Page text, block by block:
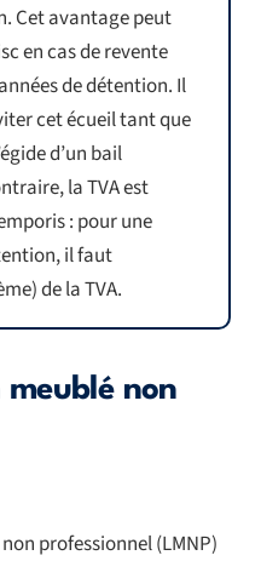
Cet avantage peut
en cas de revente
de détention. Il
cet écueil tant que
d’un bail
la TVA est
: pour une
il faut
de la TVA.
meublé non
professionnel (LMNP)